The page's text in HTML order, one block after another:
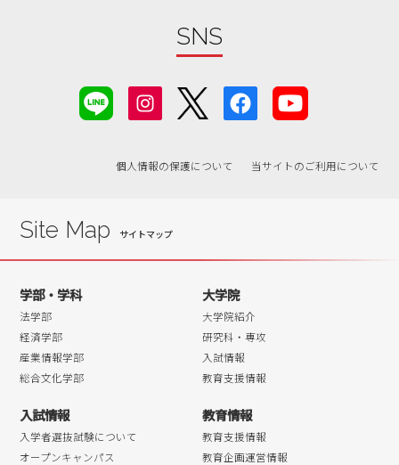
2019年04月
2019年03月
2018年11月
2018年08月
2018年07月
2018年06月
2018年05月
2018年04月
SNS
個人情報の保護について 当サイトのご利用について
Site Map
学部・学科
法学部
経済学部
産業情報学部
総合文化学部
大学院
大学院紹介
研究科・専攻
入試情報
教育支援情報
入試情報
入学者選抜試験について
オープンキャンパス
教育情報
教育支援情報
教育企画運営情報